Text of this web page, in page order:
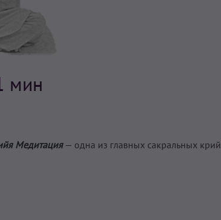
мин
Медитация— одна из главных сакральных крий